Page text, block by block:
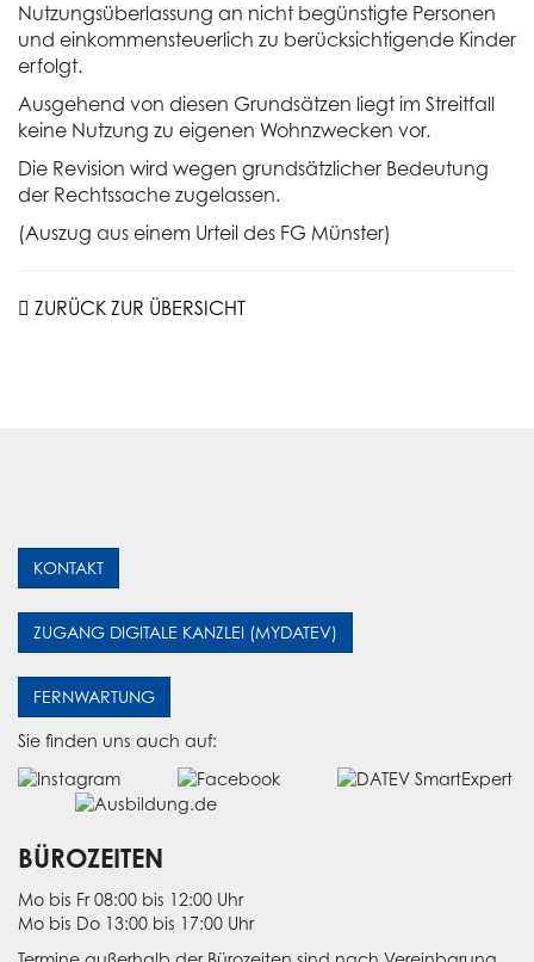
Nutzungsüberlassung an nicht begünstigte Personen
und einkommensteuerlich zu berücksichtigende Kinder
erfolgt.
Ausgehend von diesen Grundsätzen liegt im Streitfall
keine Nutzung zu eigenen Wohnzwecken vor.
Die Revision wird wegen grundsätzlicher Bedeutung
der Rechtssache zugelassen.
(Auszug aus einem Urteil des FG Münster)
ZURÜCK ZUR ÜBERSICHT
KONTAKT
ZUGANG DIGITALE KANZLEI (MYDATEV)
FERNWARTUNG
Sie finden uns auch auf:
BÜROZEITEN
Mo bis Fr 08:00 bis 12:00 Uhr
Mo bis Do 13:00 bis 17:00 Uhr